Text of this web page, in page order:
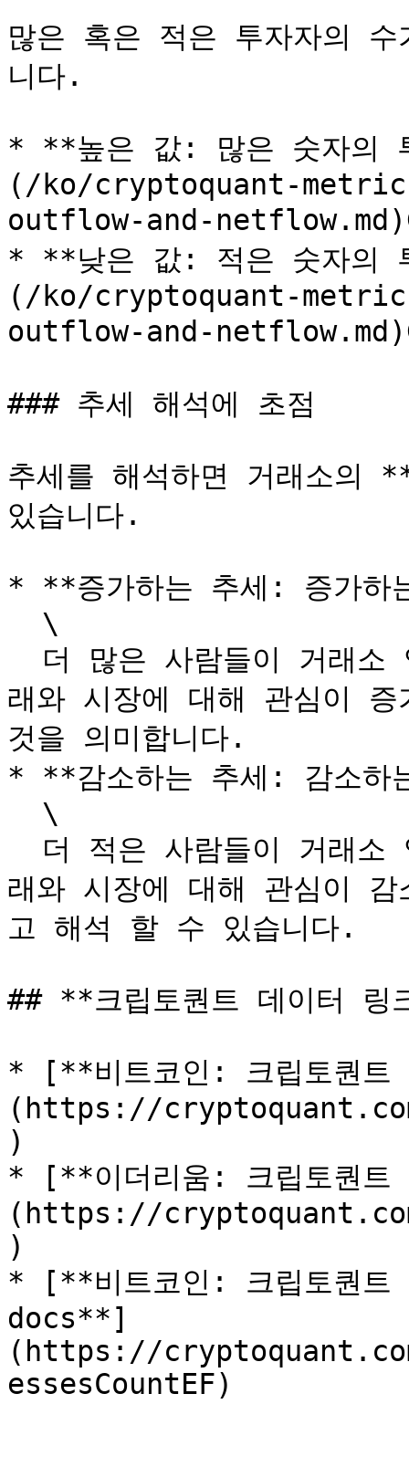
많은 혹은 적은 투자자의
니다.
* **높은 값: 많은 숫자의
(/ko/cryptoquant-
outflow-and-netflow.md)
* **낮은 값: 적은 숫자의
(/ko/cryptoquant-
outflow-and-netflow.md)
### 추세 해석에 초점
추세를 해석하면 거래소의
있습니다.
* **증가하는 추세: 증가하
래와 시장에 대해 관심이
것을 의미합니다.
* **감소하는 추세: 감소하
래와 시장에 대해 관심이 감
고 해석 할 수 있습니다.
## **크립토퀀트 데이터 링
* [**비트코인: 크립토퀀트
(https://
)
* [**이더리움: 크립토퀀트
(https://
)
* [**비트코인: 크립토퀀트
docs**]
(https://
essesCountEF)